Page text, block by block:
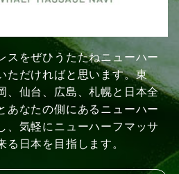
スをぜひうたたねニューハー
ただければと思います。東
、仙台、広島、札幌と日本全
あなたの側にあるニューハー
、気軽にニューハーフマッサ
日本を目指します。